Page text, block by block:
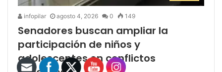
infopilar agosto 4, 2026 0 149
Senadores buscan ampliar la
participación de niños y
adolescentes en conflictos